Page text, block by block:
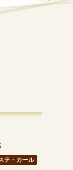
テ・カール